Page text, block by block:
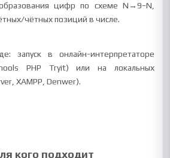
цифр по схеме N→9−N,
чётных позиций в числе.
запуск в онлайн-интерпретаторе
PHP Tryit) или на локальных
XAMPP, Denwer).
кого подходит